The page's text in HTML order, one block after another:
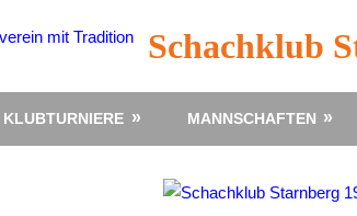
Schachklub
KLUBTURNIERE MANNSCHAFTEN